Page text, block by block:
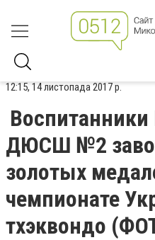
12:15, 14 листопада 2017 р.
ДЮСШ №2
золотых
чемпионате
тхэквондо